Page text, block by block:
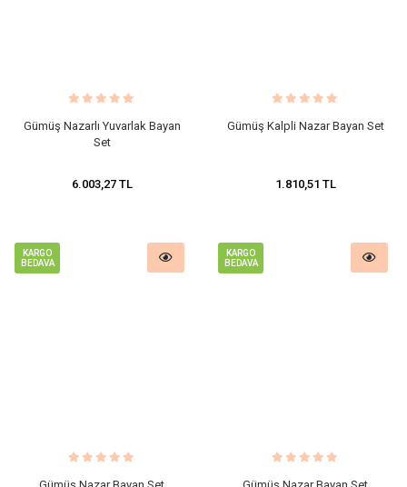
Gümüş Nazarlı Yuvarlak Bayan
Set
6.003,27 TL
Gümüş Kalpli Nazar Bayan Set
1.810,51 TL
KARGO
BEDAVA
KARGO
BEDAVA